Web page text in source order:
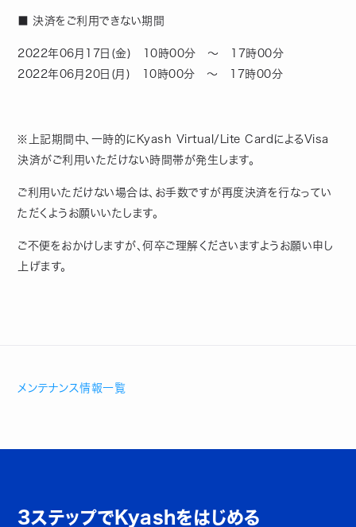
■ 決済をご利用できない期間
2022年06月17日(金) 10時00分 ～ 17時00分
2022年06月20日(月) 10時00分 ～ 17時00分
※上記期間中、一時的にKyash Virtual/Lite CardによるVisa
決済がご利用いただけない時間帯が発生します。
ご利用いただけない場合は、お手数ですが再度決済を行なってい
ただくようお願いいたします。
ご不便をおかけしますが、何卒ご理解くださいますようお願い申し
上げます。
メンテナンス情報一覧
3ステップでKyashをはじめる